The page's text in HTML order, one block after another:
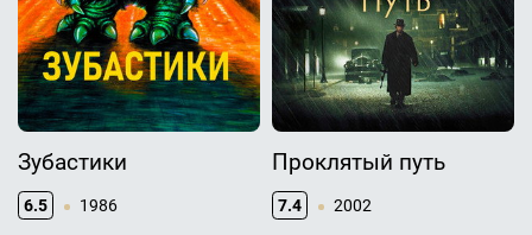
Зубастики
6.5 1986
Проклятый путь
7.4 2002